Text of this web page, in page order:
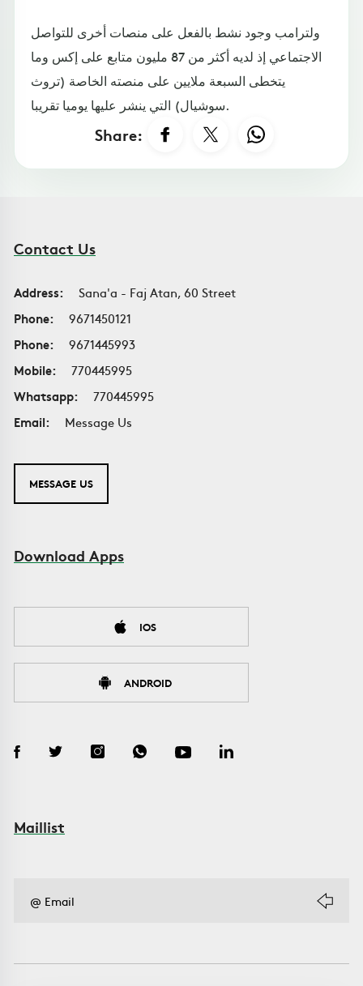
ولترامب وجود نشط بالفعل على منصات أخرى للتواصل
الاجتماعي إذ لديه أكثر من 87 مليون متابع على إكس وما
يتخطى السبعة ملايين على منصته الخاصة (تروث
سوشيال) التي ينشر عليها يوميا تقريبا.
Share:
Contact Us
Address:
Sana'a - Faj Atan, 60 Street
Phone:
9671450121
Phone:
9671445993
Mobile:
770445995
Whatsapp:
770445995
Email:
Message Us
MESSAGE US
Download Apps
IOS
ANDROID
Maillist